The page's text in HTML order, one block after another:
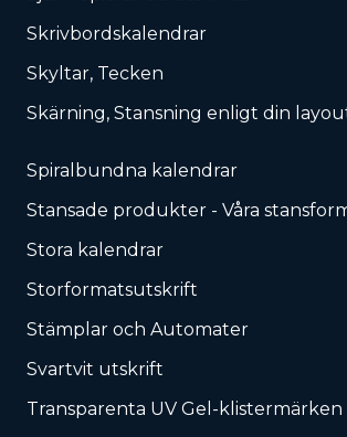
Skrivbordskalendrar
Skyltar, Tecken
Skärning, Stansning enligt din
Spiralbundna kalendrar
Stansade produkter - Våra
Stora kalendrar
Storformatsutskrift
Stämplar och Automater
Svartvit utskrift
Transparenta UV Gel-klistermärken